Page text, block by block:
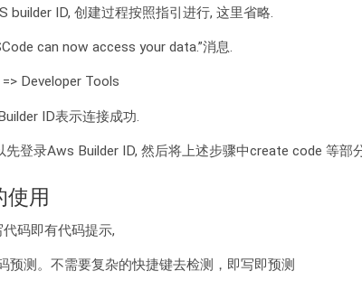
builder ID, 创建过程按照指引进行, 这里省略.
can now access your data.”消息.
Developer Tools
ID表示连接成功.
先登录Aws Builder ID, 然后将上述步骤中create code 等部
使用
码即有代码提示,
预测。不需要复杂的快捷键去检测，即写即预测